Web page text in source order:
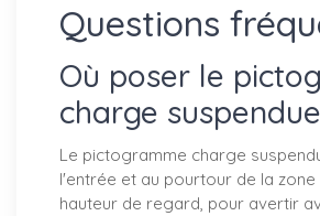
Questions
Où poser le
charge
Le pictogramme charge
l'entrée et au pourtour de la zone
hauteur de regard, pour avertir